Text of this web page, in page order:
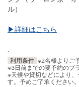
ル）
▶詳細はこちら
.
利用条件 ※2名様よりご
※3日前までの要予約のプ
※天候や貸切などにより
す。予めご了承ください。